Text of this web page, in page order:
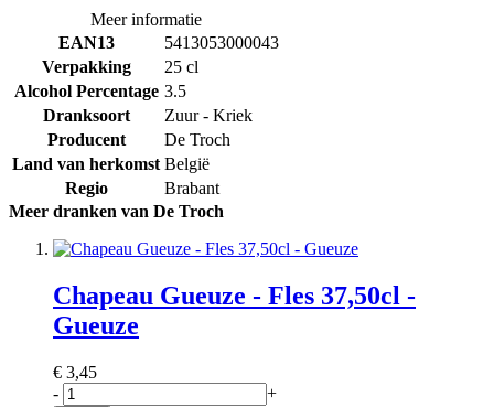
Meer informatie
EAN13
5413053000043
Verpakking
25 cl
Alcohol Percentage 3.5
Dranksoort
Zuur - Kriek
Producent
De Troch
Land van herkomst België
Regio
Brabant
Meer dranken van De Troch
Chapeau Gueuze - Fles 37,50cl -
Gueuze
€ 3,45
-
+